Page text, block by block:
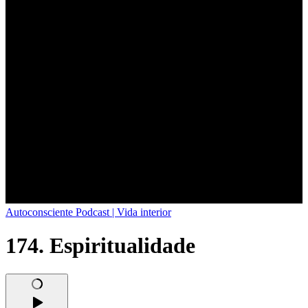
Autoconsciente Podcast | Vida interior
174. Espiritualidade